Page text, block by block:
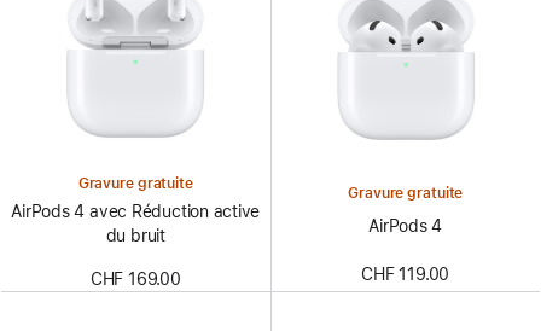
Gravure gratuite
AirPods 4 avec Réduction active
du bruit
CHF 169.00
Gravure gratuite
AirPods 4
CHF 119.00